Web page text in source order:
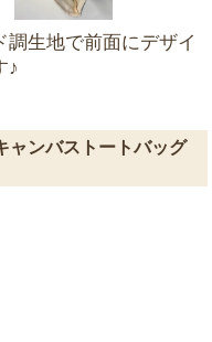
調生地で前面にデザイ
♪
ャンバストートバッグ